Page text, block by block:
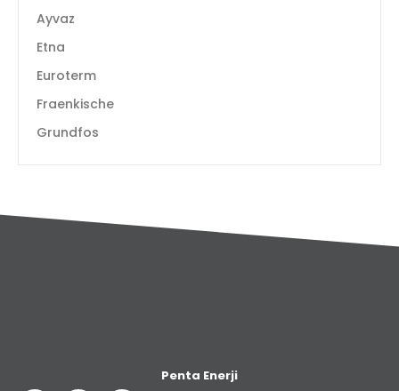
Ayvaz
Etna
Euroterm
Fraenkische
Grundfos
Penta Enerji